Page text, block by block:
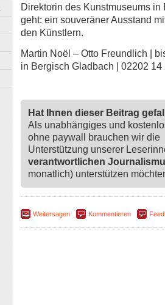
Direktorin des Kunstmuseums
geht: ein souveräner Ausstand
den Künstlern.
Martin Noël – Otto Freundlich |
in Bergisch Gladbach | 02202 14
Hat Ihnen dieser Beitrag
Als unabhängiges und
ohne paywall brauchen wir die
Unterstützung unserer
verantwortlichen
monatlich) unterstützen
Weitersagen Kommentieren